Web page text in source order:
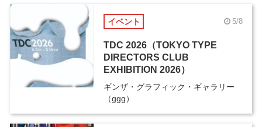
イベント 5/8
TDC 2026（TOKYO TYPE
DIRECTORS CLUB
EXHIBITION 2026）
ギンザ・グラフィック・ギャラリー
（ggg）